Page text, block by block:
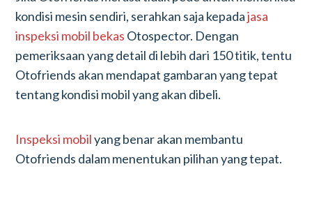
kondisi mesin sendiri, serahkan saja kepadajasa
inspeksi mobil bekas Otospector. Dengan
pemeriksaan yang detail di lebih dari 150 titik, tentu
Otofriends akan mendapat gambaran yang tepat
tentang kondisi mobil yang akan dibeli.
Inspeksi mobilyang benar akan membantu
Otofriends dalam menentukan pilihan yang tepat.